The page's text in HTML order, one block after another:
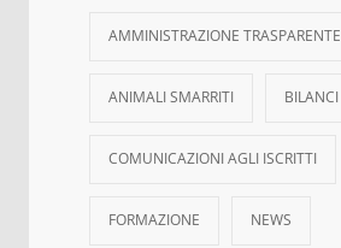
AMMINISTRAZIONE TRASPARENTE
ANIMALI SMARRITI BILANCI
COMUNICAZIONI AGLI ISCRITTI
FORMAZIONE NEWS